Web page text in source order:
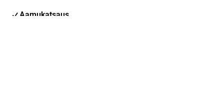
Aamukatsaus